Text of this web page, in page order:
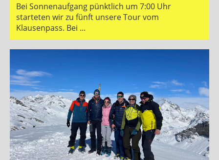
Bei Sonnenaufgang pünktlich um 7:00 Uhr
starteten wir zu fünft unsere Tour vom
Klausenpass. Bei ...